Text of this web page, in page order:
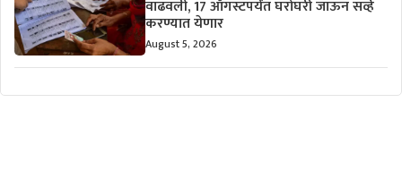
वाढवली, 17 ऑगस्टपर्यंत घरोघरी जाऊन सर्व्हे
करण्यात येणार
August 5, 2026